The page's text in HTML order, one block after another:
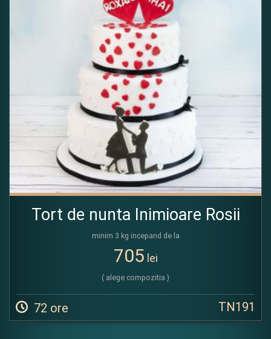
Tort de nunta Inimioare Rosii
minim 3 kg incepand de la
705 lei
( alege compozitia )
72 ore TN191